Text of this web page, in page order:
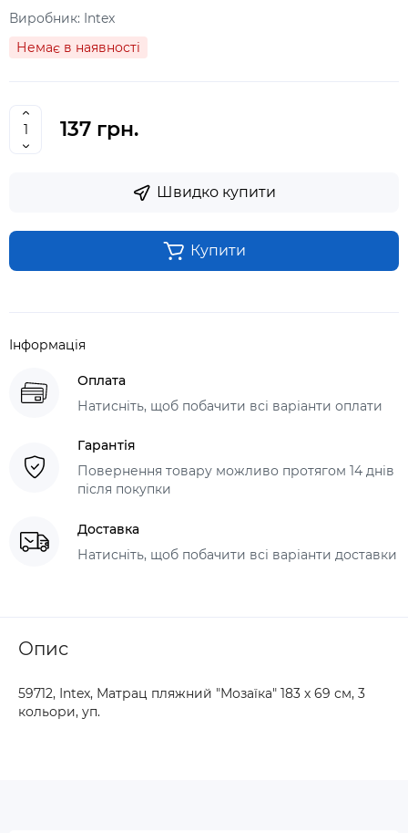
Виробник: Intex
Немає в наявності
137 грн.
Швидко купити
Купити
Інформація
Оплата
Натисніть, щоб побачити всі варіанти оплати
Гарантія
Повернення товару можливо протягом 14 днів
після покупки
Доставка
Натисніть, щоб побачити всі варіанти доставки
Опис
59712, Іntex, Матрац пляжний "Мозаїка" 183 х 69 см, 3
кольори, уп.